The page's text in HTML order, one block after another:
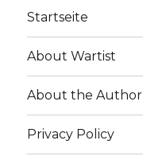
Startseite
About Wartist
About the Author
Privacy Policy